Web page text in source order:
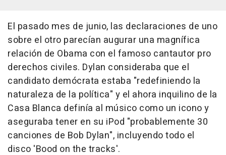
El pasado mes de junio, las declaraciones de uno
sobre el otro parecían augurar una magnífica
relación de Obama con el famoso cantautor pro
derechos civiles. Dylan consideraba que el
candidato demócrata estaba "redefiniendo la
naturaleza de la política" y el ahora inquilino de la
Casa Blanca definía al músico como un icono y
aseguraba tener en su iPod "probablemente 30
canciones de Bob Dylan", incluyendo todo el
disco 'Bood on the tracks'.